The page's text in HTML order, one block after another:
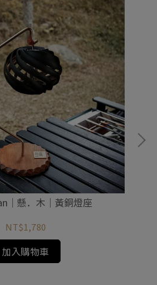
｜懸．木｜黃銅燈座
NT$1,780
加入購物車